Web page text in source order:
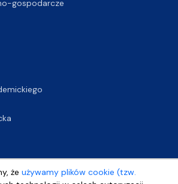
żeużywamy plików cookie (tzw.
gospodarcze